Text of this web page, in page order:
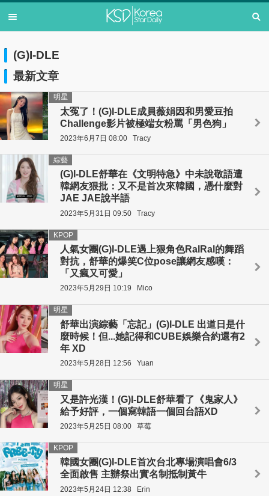
(G)I-DLE
最新文章
太冤了！(G)I-DLE成員薇娟因和男愛豆拍
Challenge影片被極端女粉罵「男色狗」
明星
2023年6月7日 08:00 Tracy
(G)I-DLE舒華在《文明特急》中未說敬語遭
韓網友狠批：又不是首次來韓國，憑什麼對
JAE JAE說半語
綜藝
2023年5月31日 09:50 Tracy
人氣女團(G)I-DLE遇上狠角色RalRal的舞蹈
對抗，舒華的爆笑C位pose讓網友感嘆：
「又瘋又可愛」
KPOP
2023年5月29日 10:19 Mico
舒華出演綜藝「忘記」(G)I-DLE 出道日是什
麼時候！但...她記得和CUBE娛樂合約還有2
年 XD
明星
2023年5月28日 12:56 Yuan
又是許光漢！(G)I-DLE舒華看了《鬼家人》
給予好評，一個寫韓語一個回台語XD
明星
2023年5月25日 08:00 草莓
韓國女團(G)I-DLE首次台北專場演唱會6/3
全面啟售 主辦祭出實名制抵制黃牛
KPOP
2023年5月24日 12:38 Erin